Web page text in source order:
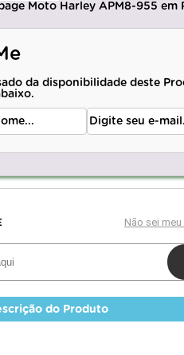
Moto Harley APM8-955 em
da disponibilidade deste
do Produto